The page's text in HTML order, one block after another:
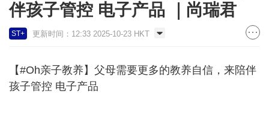
伴孩子管控 电子产品 ｜尚瑞君
ST+ 更新时间：12:33 2025-10-23 HKT
【#Oh亲子教养】父母需要更多的教养自信，来陪伴
孩子管控 电子产品